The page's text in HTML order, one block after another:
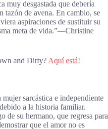
muy desgastada que debería
tazón de avena. En cambio, se
aspiraciones de sustituir su
meta de vida.”―Christine
and Dirty? Aquí está!
sarcástica e independiente
a la historia familiar.
de su hermano, que regresa para
que el amor no es